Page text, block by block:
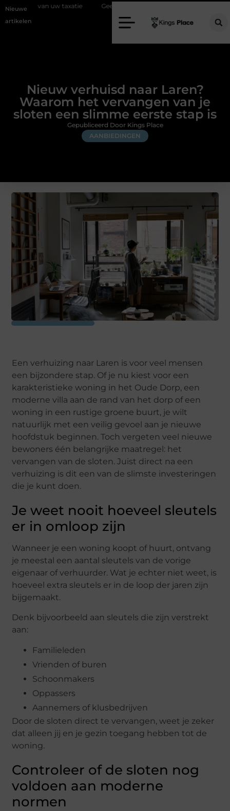
Nieuwe
artikelen
Geef uw slaapkamer een upgrade met interieuradvies Zwolle
Nieuw verhuisd naar Laren?
Waarom het vervangen van je
sloten een slimme eerste stap is
AANBIEDINGEN
Gepubliceerd Door Kings Place
Een verhuizing naar Laren is voor veel mensen
een bijzondere stap. Of je nu kiest voor een
karakteristieke woning in het Oude Dorp, een
moderne villa aan de rand van het dorp of een
woning in een rustige groene buurt, je wilt
natuurlijk met een veilig gevoel aan je nieuwe
hoofdstuk beginnen. Toch vergeten veel nieuwe
bewoners één belangrijke maatregel: het
vervangen van de sloten. Juist direct na een
verhuizing is dit een van de slimste investeringen
die je kunt doen.
Je weet nooit hoeveel sleutels
er in omloop zijn
Wanneer je een woning koopt of huurt, ontvang
je meestal een aantal sleutels van de vorige
eigenaar of verhuurder. Wat je echter niet weet, is
hoeveel extra sleutels er in de loop der jaren zijn
bijgemaakt.
Denk bijvoorbeeld aan sleutels die zijn verstrekt
aan:
Familieleden
Vrienden of buren
Schoonmakers
Oppassers
Aannemers of klusbedrijven
Door de sloten direct te vervangen, weet je zeker
dat alleen jij en je gezin toegang hebben tot de
woning.
Controleer of de sloten nog
voldoen aan moderne
normen